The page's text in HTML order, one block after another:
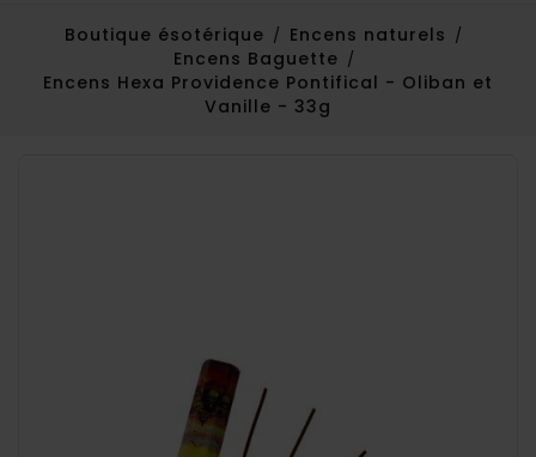
Boutique ésotérique
Encens naturels
Encens Baguette
Encens Hexa Providence Pontifical - Oliban et
Vanille - 33g